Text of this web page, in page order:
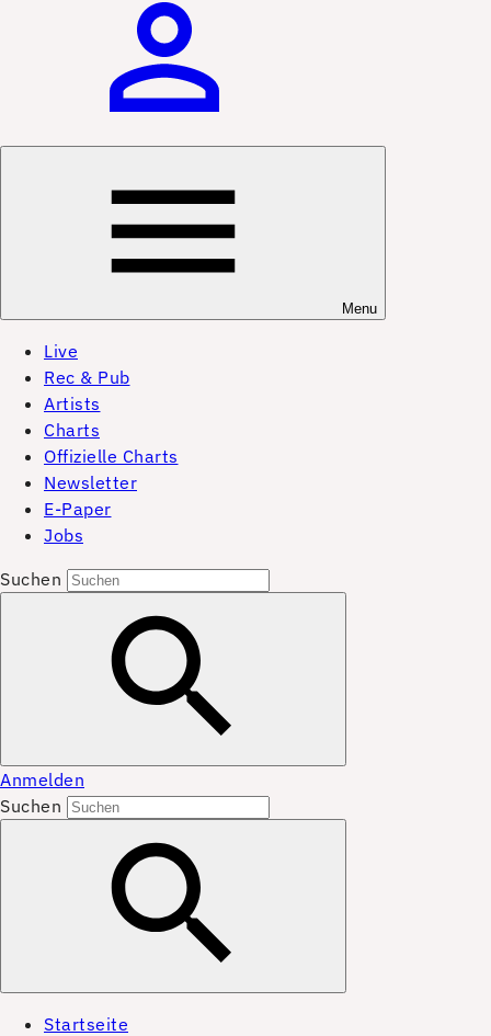
Menu
Live
Rec & Pub
Artists
Charts
Offizielle Charts
Newsletter
E-Paper
Jobs
Suchen
Anmelden
Suchen
Startseite